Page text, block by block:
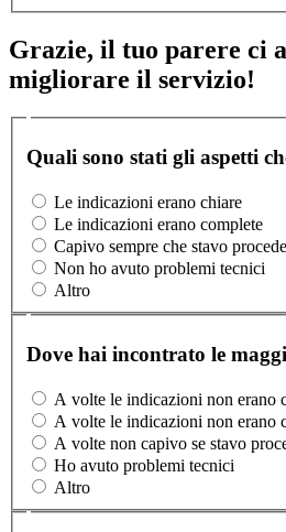
Grazie, il tuo parere ci
migliorare il servizio!
Quali sono stati gli aspetti
Le indicazioni erano chiare
Le indicazioni erano complete
Capivo sempre che stavo
Non ho avuto problemi tecnici
Altro
Dove hai incontrato le
A volte le indicazioni non erano
A volte le indicazioni non erano
A volte non capivo se stavo
Ho avuto problemi tecnici
Altro